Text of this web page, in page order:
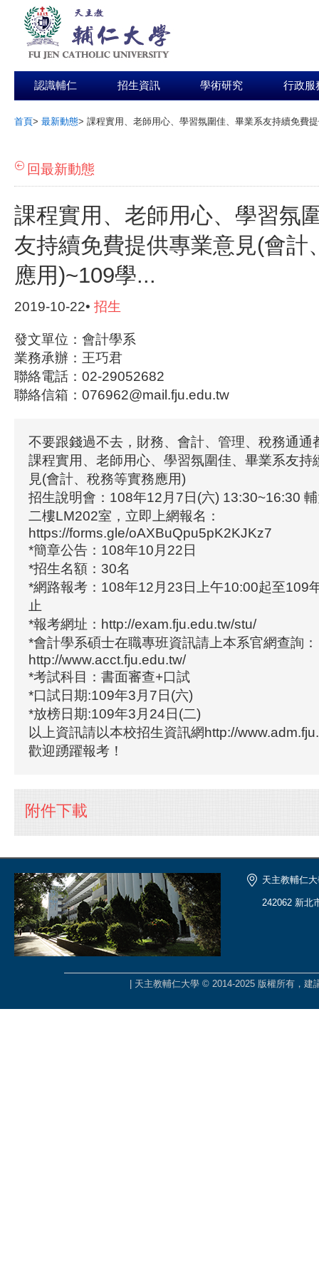
認識輔仁 招生資訊 學術研究 行政服
首頁> 最新動態> 課程實用、老師用心、學習氛圍佳、畢業系友持續免費
回最新動態
課程實用、老師用心、學習氛
友持續免費提供專業意見(會計
應用)~109學...
2019-10-22• 招生
發文單位：會計學系
業務承辦：王巧君
聯絡電話：02-29052682
聯絡信箱：076962@mail.fju.edu.tw
不要跟錢過不去，財務、會計、管理、稅務通通
課程實用、老師用心、學習氛圍佳、畢業系友持
見(會計、稅務等實務應用)
招生說明會：108年12月7日(六) 13:30~16:30
二樓LM202室，立即上網報名：
https://forms.gle/oAXBuQpu5pK2KJKz7
*簡章公告：108年10月22日
*招生名額：30名
*網路報考：108年12月23日上午10:00起至109
止
*報考網址：http://exam.fju.edu.tw/stu/
*會計學系碩士在職專班資訊請上本系官網查詢：
http://www.acct.fju.edu.tw/
*考試科目：書面審查+口試
*口試日期:109年3月7日(六)
*放榜日期:109年3月24日(二)
以上資訊請以本校招生資訊網http://
歡迎踴躍報考！
附件下載
天主教輔仁
242062 新北
| 天主教輔仁大學 © 2014-2025 版權所有，